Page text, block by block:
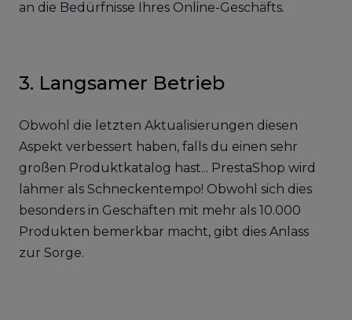
an die Bedürfnisse Ihres Online-Geschäfts.
3. Langsamer Betrieb
Obwohl die letzten Aktualisierungen diesen
Aspekt verbessert haben, falls du einen sehr
großen Produktkatalog hast... PrestaShop wird
lahmer als Schneckentempo! Obwohl sich dies
besonders in Geschäften mit mehr als 10.000
Produkten bemerkbar macht, gibt dies Anlass
zur Sorge.